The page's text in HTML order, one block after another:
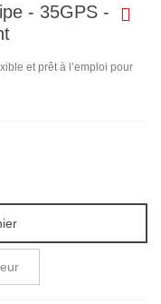
- 35GPS -
et prêt à l’emploi pour